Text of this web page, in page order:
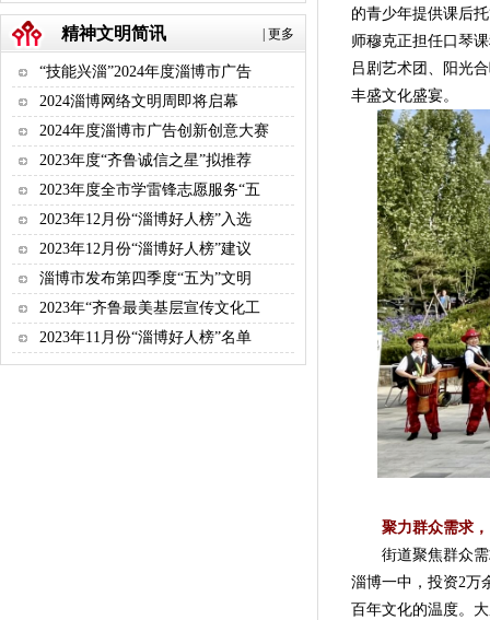
更多
精神文明简讯
“技能兴淄”2024年度淄博市广告
2024淄博网络文明周即将启幕
2024年度淄博市广告创新创意大赛
2023年度“齐鲁诚信之星”拟推荐
2023年度全市学雷锋志愿服务“五
2023年12月份“淄博好人榜”入选
2023年12月份“淄博好人榜”建议
淄博市发布第四季度“五为”文明
2023年“齐鲁最美基层宣传文化工
2023年11月份“淄博好人榜”名单
的青少年提供课后
师穆克正担任口琴
吕剧艺术团、阳光
丰盛文化盛宴。
聚力群众需求
街道聚焦群众需
淄博一中，投资2万
百年文化的温度。